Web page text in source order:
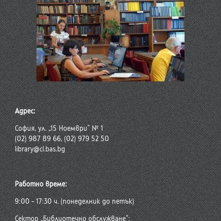
Адрес:
София, ул. „15 Ноември“ № 1
(02) 987 89 66, (02) 979 52 50
library@cl.bas.bg
Работно време:
9:00 – 17:30 ч. (понеделник до петък)
Сектор „Библиотечно обслужване“: